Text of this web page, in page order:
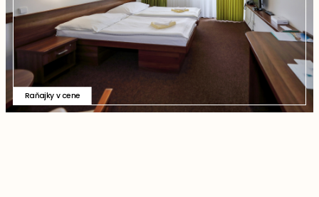
Raňajky v cene